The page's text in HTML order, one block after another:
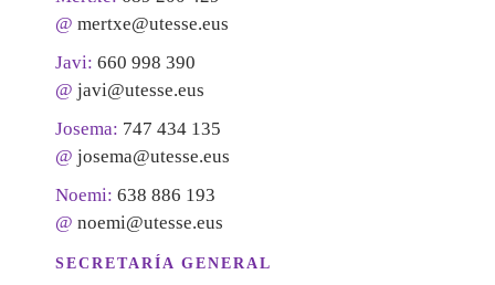
@ mertxe@utesse.eus
Javi: 660 998 390
@ javi@utesse.eus
Josema: 747 434 135
@ josema@utesse.eus
Noemi: 638 886 193
@ noemi@utesse.eus
SECRETARÍA GENERAL